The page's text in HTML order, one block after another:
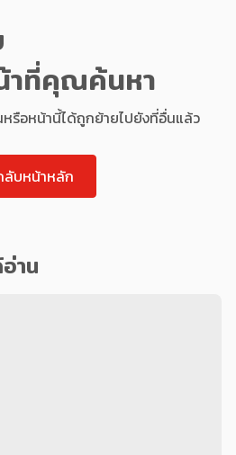
าที่คุณค้นหา
อหน้านี้ได้ถูกย้ายไปยังที่อื่นแล้ว
ลับหน้าหลัก
าน